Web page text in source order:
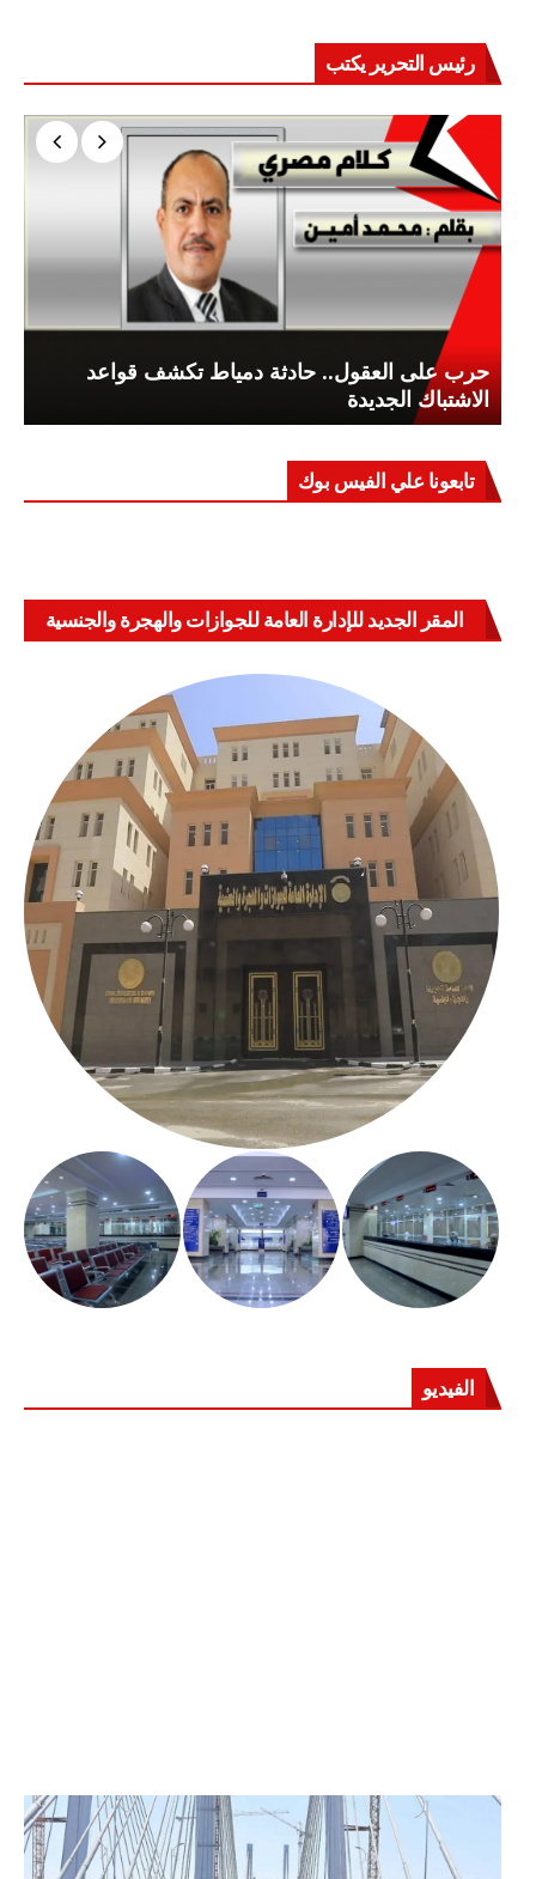
رئيس التحرير يكتب
حرب على العقول.. حادثة دمياط تكشف قواعد
الاشتباك الجديدة
تابعونا علي الفيس بوك
المقر الجديد للإدارة العامة للجوازات والهجرة والجنسية
الفيديو
الرئيس عبد الفتاح السيسي يفتتح محور روض الفرج
وكوبري تحيا مصر